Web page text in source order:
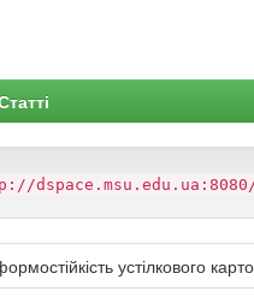
устілкового